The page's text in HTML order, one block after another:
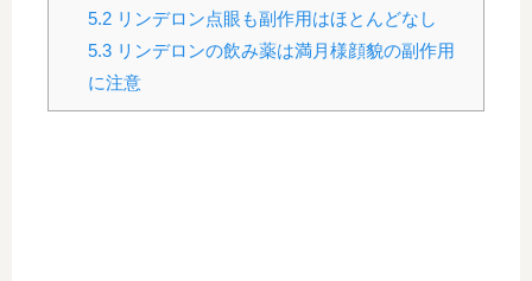
5.2リンデロン点眼も副作用はほとんどなし
5.3リンデロンの飲み薬は満月様顔貌の副作用
に注意